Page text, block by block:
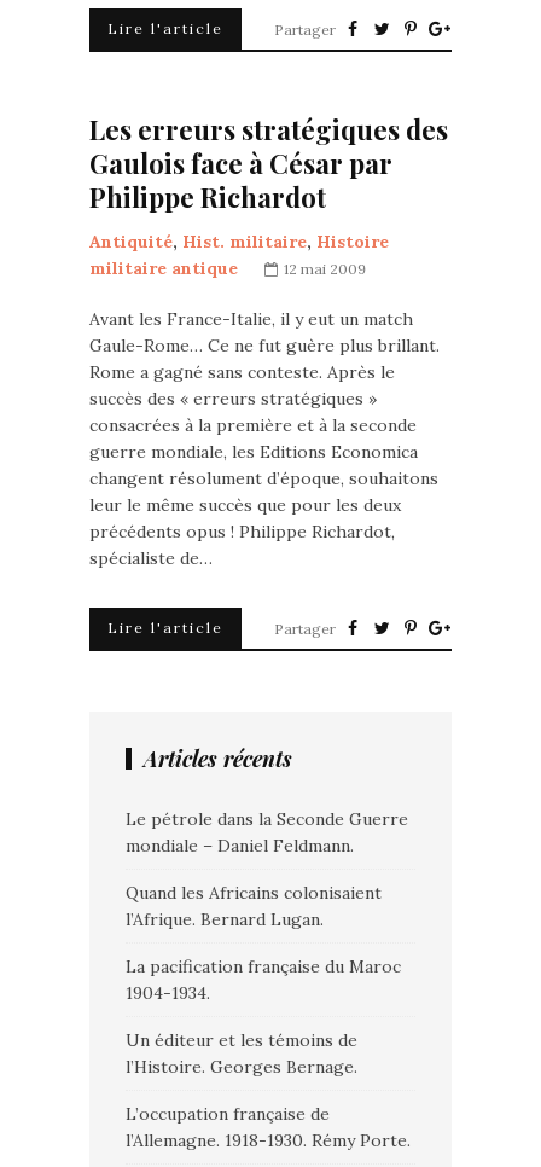
Lire l'article Partager
Les erreurs stratégiques des
Gaulois face à César par
Philippe Richardot
Antiquité, Hist. militaire, Histoire
militaire antique
12 mai 2009
Avant les France-Italie, il y eut un match
Gaule-Rome… Ce ne fut guère plus brillant.
Rome a gagné sans conteste. Après le
succès des « erreurs stratégiques »
consacrées à la première et à la seconde
guerre mondiale, les Editions Economica
changent résolument d’époque, souhaitons
leur le même succès que pour les deux
précédents opus ! Philippe Richardot,
spécialiste de…
Lire l'article Partager
Articles récents
Le pétrole dans la Seconde Guerre
mondiale – Daniel Feldmann.
Quand les Africains colonisaient
l’Afrique. Bernard Lugan.
La pacification française du Maroc
1904-1934.
Un éditeur et les témoins de
l’Histoire. Georges Bernage.
L’occupation française de
l’Allemagne. 1918-1930. Rémy Porte.